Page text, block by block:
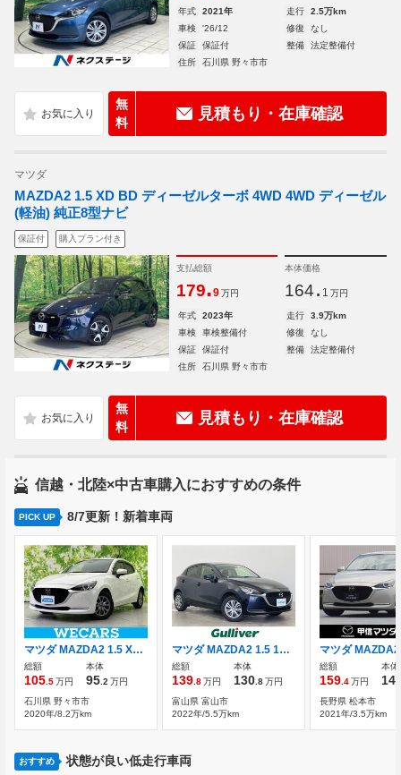
年式 2021年 走行
2.5万km
車検
'26/12 修復
なし
保証
保証付 整備
法定整備付
住所
石川県 野々市市
無
料
見積もり・在庫確認
マツダ
MAZDA2 1.5 XD BD ディーゼルターボ 4WD 4WD ディーゼル
(軽油) 純正8型ナビ
保証付 購入プラン付き
支払総額
179.9 万円
本体価格
164. 1 万円
年式 2023年 走行
3.9万km
車検
車検整備付 修復
なし
保証
保証付 整備
法定整備付
住所
石川県 野々市市
無
料
見積もり・在庫確認
信越・北陸×中古車購入におすすめの条件
PICK UP 8/7更新！新着車両
マツダ MAZDA2 1.5 XD プロアクティブ Sパッケージ ディーゼルターボ ディスプレイオーディオ/衝突安全装置/シー
総額
105 .5万円
本体
95 .2 万円
石川県 野々市市
2020年/8.2万km
マツダ MAZDA2 1.5 15C 4WD 純正ナビ フルセグ DVD BT
総額
139 .8万円
本体
130 .8万円
富山県 富山市
2022年/5.5万km
総額
159 .4万円
本体
長野県 松本市
2021年/3.5万km
おすすめ 状態が良い低走行車両